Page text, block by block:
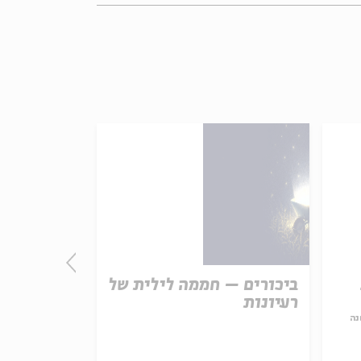
ביכורים – חממה לילית של
רעיונות